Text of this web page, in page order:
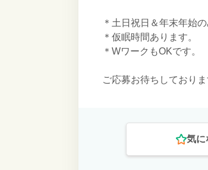
＊土日祝日＆年末年始
＊仮眠時間あります。
＊WワークもOKです。
ご応募お待ちしておりま
気に